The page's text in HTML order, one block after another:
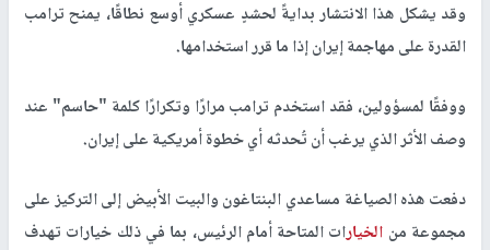
وقد يشكل هذا الانتشار بدايةً لحشدٍ عسكري أوسع نطاقًا، يمنح ترامب
القدرة على مهاجمة إيران إذا ما قرر استخدامها.
ووفقًا لمسؤولين، فقد استخدم ترامب مرارًا وتكرارًا كلمة "حاسم" عند
وصف الأثر الذي يرغب أن تُحدثه أي خطوة أمريكية على إيران.
دفعت هذه الصياغة مساعدي البنتاغون والبيت الأبيض إلى التركيز على
مجموعة من الخيارات المتاحة أمام الرئيس، بما في ذلك خيارات تهدف